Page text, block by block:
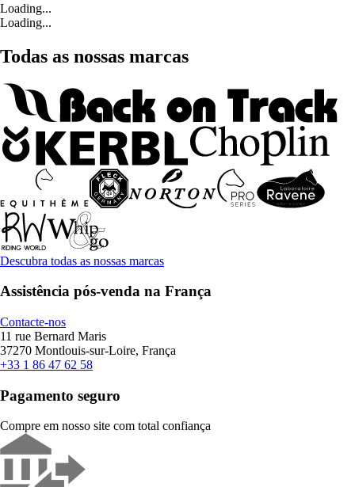
Loading...
Loading...
Todas as nossas marcas
Descubra todas as nossas marcas
Assistência pós-venda na França
Contacte-nos
11 rue Bernard Maris
37270 Montlouis-sur-Loire, França
+33 1 86 47 62 58
Pagamento seguro
Compre em nosso site com total confiança